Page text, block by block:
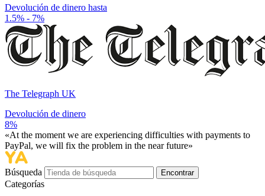
Devolución de dinero hasta
1.5% - 7%
The Telegraph UK
Devolución de dinero
8%
«At the moment we are experiencing difficulties with payments to
PayPal, we will fix the problem in the near future»
Búsqueda Encontrar
Categorías